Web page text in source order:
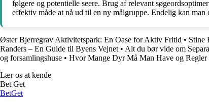
følgere og potentielle seere. Brug af relevant
effektiv måde at nå ud til en ny målgruppe. Endelig kan
Øster Bjerregrav Aktivitetspark: En Oase for Aktiv Fritid • Stine
Randers – En Guide til Byens Vejnet • Alt du bør vide om
og forsamlingshuse • Hvor Mange Dyr Må Man Have og
Lær os at kende
Bet Get
BetGet